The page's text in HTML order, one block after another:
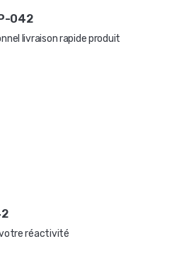
042
livraison rapide produit
votre réactivité